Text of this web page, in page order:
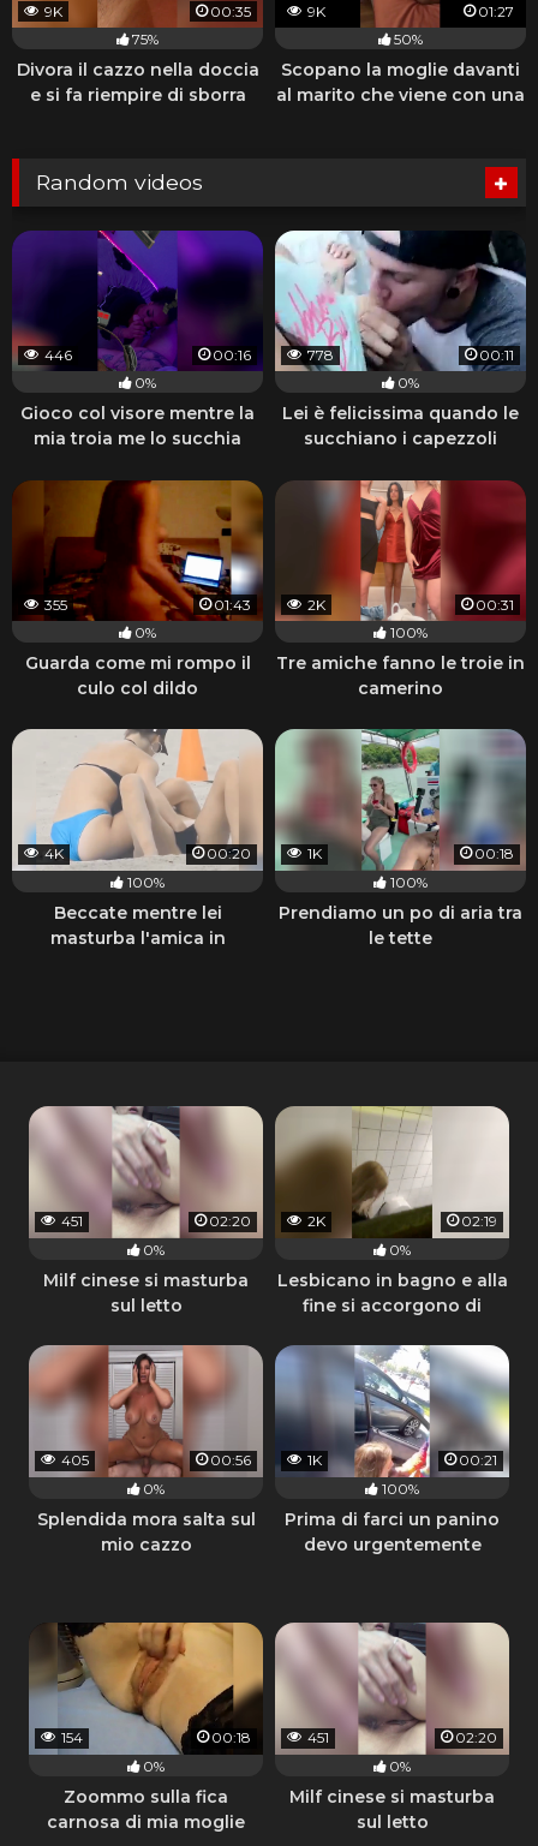
9K
00:35
75%
Divora il cazzo nella doccia
e si fa riempire di sborra
9K
01:27
50%
Scopano la moglie davanti
al marito che viene con una
Random videos
446
00:16
0%
Gioco col visore mentre la
mia troia me lo succhia
778
00:11
0%
Lei è felicissima quando le
succhiano i capezzoli
355
01:43
0%
Guarda come mi rompo il
culo col dildo
2K
00:31
100%
Tre amiche fanno le troie in
camerino
4K
00:20
100%
Beccate mentre lei
masturba l'amica in
1K
00:18
100%
Prendiamo un po di aria tra
le tette
451
02:20
0%
Milf cinese si masturba
sul letto
2K
02:19
0%
Lesbicano in bagno e alla
fine si accorgono di
405
00:56
0%
Splendida mora salta sul
mio cazzo
1K
00:21
100%
Prima di farci un panino
devo urgentemente
154
00:18
0%
Zoommo sulla fica
carnosa di mia moglie
451
02:20
0%
Milf cinese si masturba
sul letto